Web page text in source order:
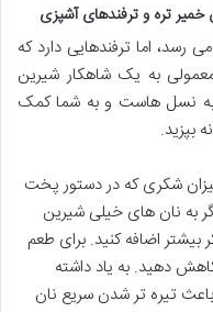
تره و ترفندهای آشپزی
رسد، اما ترفندهایی دارد که
به یک شاهکار شیرین
نسل هاست و به شما کمک
بپزید.
شکری که در دستور پخت
به نان های خیلی شیرین
توانید تا ۲۵ گرم شکر بیشتر اضافه کنید. برای طعم
دهید. به یاد داشته
تیره تر شدن سریع نان